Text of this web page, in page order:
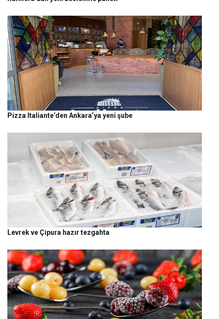
Pizza Italiante’den Ankara’ya yeni şube
Levrek ve Çipura hazır tezgahta